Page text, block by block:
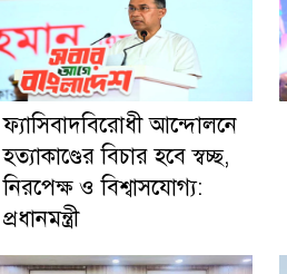
ফ্যাসিবাদবিরোধী আন্দোলনে
হত্যাকাণ্ডের বিচার হবে স্বচ্ছ,
নিরপেক্ষ ও বিশ্বাসযোগ্য:
প্রধানমন্ত্রী